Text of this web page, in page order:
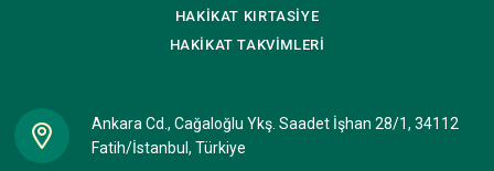
HAKİKAT KIRTASİYE
HAKİKATTAKVİMLERİ
Ankara Cd., Cağaloğlu Ykş. Saadet İşhan 28/1, 34112
Fatih/İstanbul, Türkiye